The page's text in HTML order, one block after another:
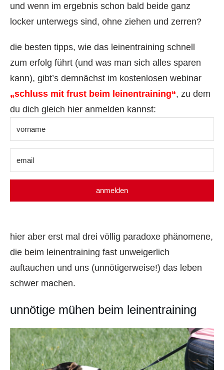
und wenn im ergebnis schon bald beide ganz
locker unterwegs sind, ohne ziehen und zerren?
die besten tipps, wie das leinentraining schnell
zum erfolg führt (und was man sich alles sparen
kann), gibt’s demnächst im kostenlosen webinar
„schluss mit frust beim leinentraining“, zu dem
du dich gleich hier anmelden kannst:
anmelden
hier aber erst mal drei völlig paradoxe phänomene,
die beim leinentraining fast unweigerlich
auftauchen und uns (unnötigerweise!) das leben
schwer machen.
unnötige mühen beim leinentraining